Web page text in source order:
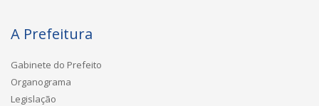
A Prefeitura
Gabinete do Prefeito
Organograma
Legislação